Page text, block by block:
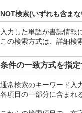
NOT検索(いずれも含ま
入力した単語が書誌情報
この検索方式は、詳細検
条件の一致方式を指定
通常検索のキーワード入
各項目の一部分に含まれ